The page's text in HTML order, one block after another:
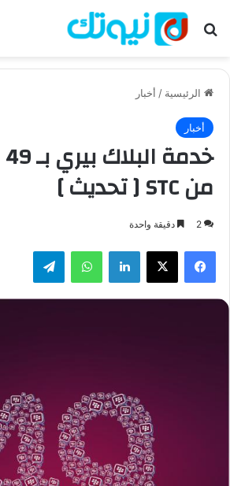
بحث عن
الرئيسية / أخبار
أخبار
من STC [ تحديث ]
2 دقيقة واحدة
فيسبوك لينكدإن واتساب